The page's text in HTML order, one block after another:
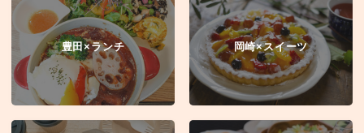
豊田×ランチ 岡崎×スイーツ